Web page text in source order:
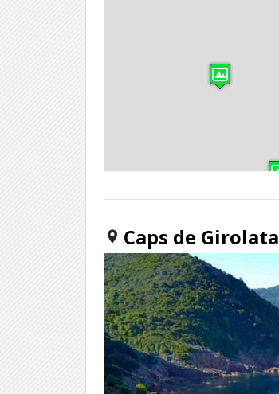
Caps de Girolata